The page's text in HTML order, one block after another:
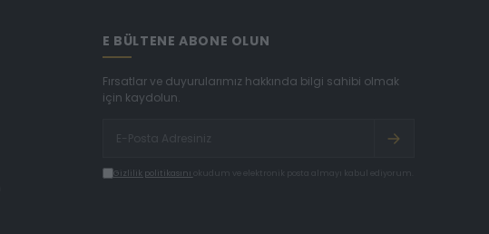
E BÜLTENE ABONE OLUN
Fırsatlar ve duyurularımız hakkında bilgi sahibi olmak
için kaydolun.
Gizlilik politikasını okudum ve elektronik posta almayı kabul ediyorum.